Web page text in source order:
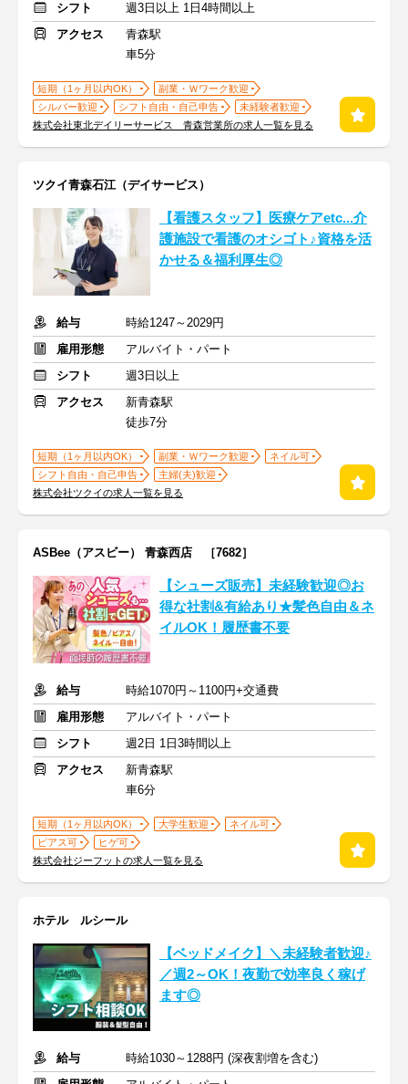
シフト
週3日以上 1日4時間以上
アクセス
青森駅
車5分
短期（1ヶ月以内OK）
副業・Ｗワーク歓迎
シルバー歓迎
シフト自由・自己申告
未経験者歓迎
株式会社東北デイリーサービス 青森営業所の求人一覧を見る
ツクイ青森石江（デイサービス）
【看護スタッフ】医療ケアetc...介
護施設で看護のオシゴト♪資格を活
かせる＆福利厚生◎
給与
時給1247～2029円
雇用形態
アルバイト・パート
シフト
週3日以上
アクセス
新青森駅
徒歩7分
短期（1ヶ月以内OK） 副業・Ｗワーク歓迎
ネイル可
シフト自由・自己申告
主婦(夫)歓迎
株式会社ツクイの求人一覧を見る
ASBee（アスビー） 青森西店 ［7682］
【シューズ販売】未経験歓迎◎お
得な社割&有給あり★髪色自由＆ネ
イルOK！履歴書不要
給与
時給1070円～1100円+交通費
雇用形態
アルバイト・パート
シフト
週2日 1日3時間以上
アクセス
新青森駅
車6分
短期（1ヶ月以内OK） 大学生歓迎
ネイル可
ピアス可
ヒゲ可
株式会社ジーフットの求人一覧を見る
ホテル ルシール
【ベッドメイク】＼未経験者歓迎♪
／週2～OK！夜勤で効率良く稼げ
ます◎
給与
時給1030～1288円 (深夜割増を含む)